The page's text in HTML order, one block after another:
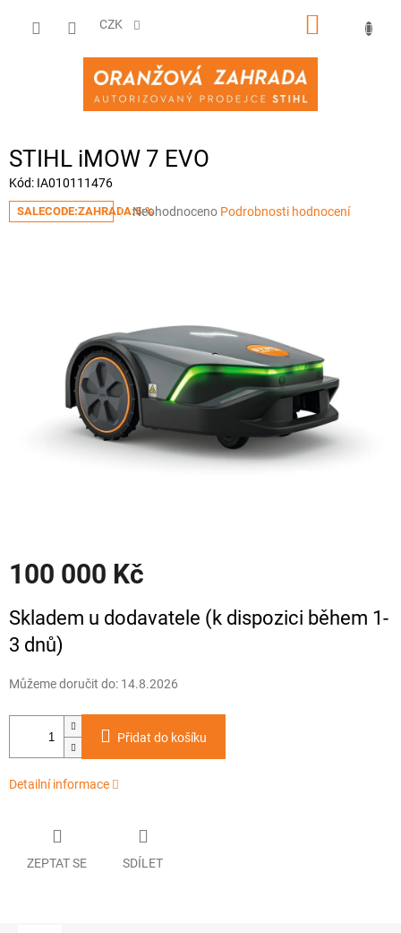
CZK
NÁKUPNÍ
STIHL iMOW 7 EVO
Kód: IA010111476
SALECODE:ZAHRADA:5:%Průměrné
hvězdiček.
Neohodnoceno Podrobnosti hodnocení
100 000 Kč
cena:
Skladem u dodavatele (k dispozici během 1-
3 dnů)
Můžeme doručit do: 14.8.2026
Přidat do košíku
Detailní informace
ZEPTAT SE SDÍLET